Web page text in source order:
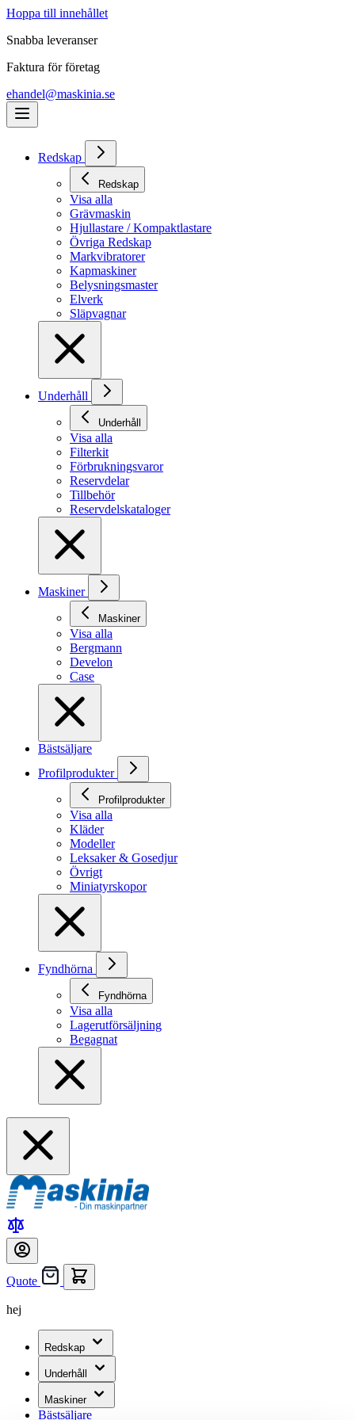
Hoppa till innehållet
Snabba leveranser
Faktura för företag
ehandel@maskinia.se
Redskap
Redskap
Visa alla
Grävmaskin
Hjullastare / Kompaktlastare
Övriga Redskap
Markvibratorer
Kapmaskiner
Belysningsmaster
Elverk
Släpvagnar
Underhåll
Underhåll
Visa alla
Filterkit
Förbrukningsvaror
Reservdelar
Tillbehör
Reservdelskataloger
Maskiner
Maskiner
Visa alla
Bergmann
Develon
Case
Bästsäljare
Profilprodukter
Profilprodukter
Visa alla
Kläder
Modeller
Leksaker & Gosedjur
Övrigt
Miniatyrskopor
Fyndhörna
Fyndhörna
Visa alla
Lagerutförsäljning
Begagnat
Quote
hej
Redskap
Underhåll
Maskiner
Bästsäljare